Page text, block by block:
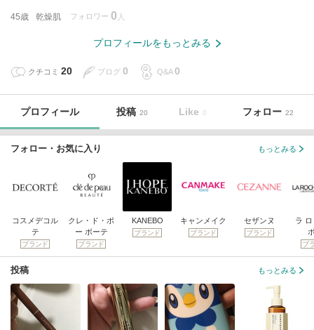
45歳 乾燥肌 フォロワー 0
プロフィールをもっとみる
クチコミ 20 ブログ 0 Q&A 0
プロフィール 投稿 20 Like 0 フォロー 22
フォロー・お気に入り もっとみる
コスメデコル
テ
ブランド
クレ・ド・ポ
ー ボーテ
ブランド
KANEBO
ブランド
キャンメイク
ブランド
セザンヌ
ブランド
ラ
ブ
投稿 もっとみる